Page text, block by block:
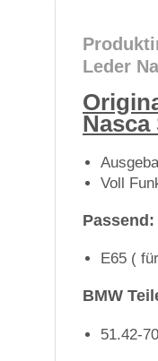
Leder
Nasca
Voll
E65 (
BMW
51.42-